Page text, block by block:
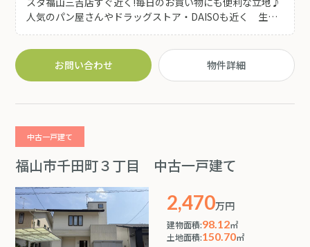
人気のパン屋さんやドラッグストア・DAISOも近く 生活
環境の整った住みやすいエリアです。 ◆福山市中心部への
アクセスも良く 平坦地ならではの暮らしやすさも魅力♪
◆どこか懐かしさを感じる落ち着いた住空間は ゆったり
とした時間を過ごしたい方にもオススメ♪窓が多く風通し
お好みの室内空間へリノベーションのベースとしてもいか
お問い合わせ 物件詳細
中古一戸建て
福山市千田町３丁目 中古一戸建て
2,470万円
建物面積:98.12㎡
土地面積:150.70㎡